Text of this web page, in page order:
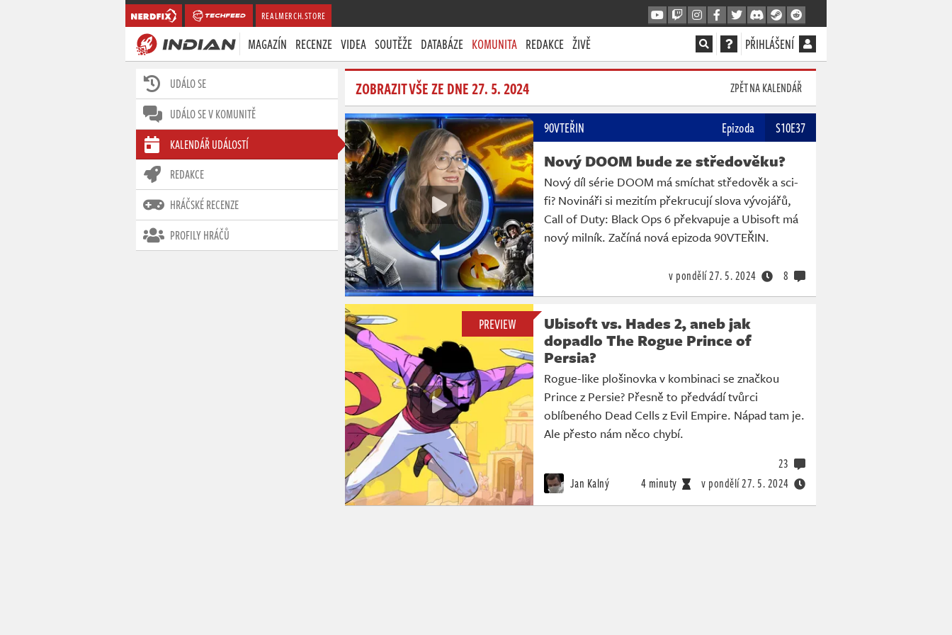
REALMERCH.STORE
MAGAZÍN RECENZE VIDEA SOUTĚŽE DATABÁZE KOMUNITA REDAKCE ŽIVĚ PŘIHLÁŠENÍ
UDÁLO SE
UDÁLO SE V KOMUNITĚ
KALENDÁŘ UDÁLOSTÍ
REDAKCE
HRÁČSKÉ RECENZE
PROFILY HRÁČŮ
ZOBRAZIT VŠE ZE DNE 27. 5. 2024 ZPĚT NA KALENDÁŘ
90VTEŘIN Epizoda S10E37
Nový DOOM bude ze středověku?
Nový díl série DOOM má smíchat středověk a sci-
fi? Novináři si mezitím překrucují slova vývojářů,
Call of Duty: Black Ops 6 překvapuje a Ubisoft má
nový milník. Začíná nová epizoda 90VTEŘIN.
v pondělí27. 5. 2024 8
PREVIEW
Ubisoft vs. Hades 2, aneb jak
dopadlo The Rogue Prince of
Persia?
Rogue-like plošinovka v kombinaci se značkou
Prince z Persie? Přesně to předvádí tvůrci
oblíbeného Dead Cells z Evil Empire. Nápad tam je.
Ale přesto nám něco chybí.
Jan Kalný 4 minuty v pondělí27. 5. 2024
23